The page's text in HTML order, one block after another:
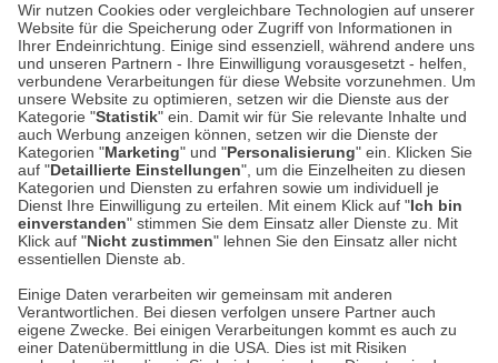
Wir nutzen Cookies oder vergleichbare Technologien auf unserer
Website für die Speicherung oder Zugriff von Informationen in
Ihrer Endeinrichtung. Einige sind essenziell, während andere uns
und unseren Partnern - Ihre Einwilligung vorausgesetzt - helfen,
verbundene Verarbeitungen für diese Website vorzunehmen. Um
unsere Website zu optimieren, setzen wir die Dienste aus der
Kategorie "Statistik" ein. Damit wir für Sie relevante Inhalte und
auch Werbung anzeigen können, setzen wir die Dienste der
Kategorien "Marketing" und "Personalisierung" ein. Klicken Sie
auf "Detaillierte Einstellungen", um die Einzelheiten zu diesen
Kategorien und Diensten zu erfahren sowie um individuell je
Dienst Ihre Einwilligung zu erteilen. Mit einem Klick auf "Ich bin
einverstanden" stimmen Sie dem Einsatz aller Dienste zu. Mit
Klick auf "Nicht zustimmen" lehnen Sie den Einsatz aller nicht
essentiellen Dienste ab.
Einige Daten verarbeiten wir gemeinsam mit anderen
Verantwortlichen. Bei diesen verfolgen unsere Partner auch
eigene Zwecke. Bei einigen Verarbeitungen kommt es auch zu
einer Datenübermittlung in die USA. Dies ist mit Risiken
Unser Geschäft in Meckenheim
Auf dem Steinbüchel 6
53340 Meckenheim
Montag bis Samstag 9:00 Uhr bis 18:00 Uhr
weitere Information
Hier finden Sie uns im Netz